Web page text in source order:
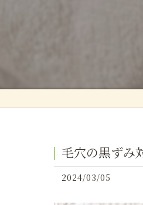
毛穴の黒ずみ
2024/03/05